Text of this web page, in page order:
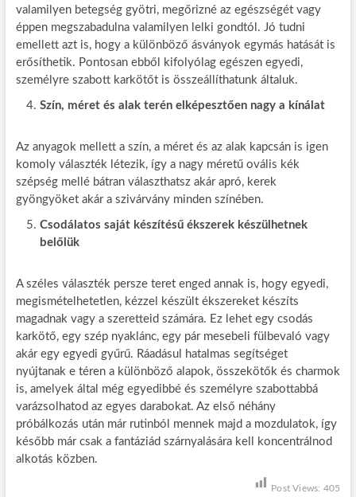
valamilyen betegség gyötri, megőrizné az egészségét vagy
éppen megszabadulna valamilyen lelki gondtól. Jó tudni
emellett azt is, hogy a különböző ásványok egymás hatását is
erősíthetik. Pontosan ebből kifolyólag egészen egyedi,
személyre szabott karkötőt is összeállíthatunk általuk.
Szín, méret és alak terén elképesztően nagy a kínálat
Az anyagok mellett a szín, a méret és az alak kapcsán is igen
komoly választék létezik, így a nagy méretű ovális kék
szépség mellé bátran választhatsz akár apró, kerek
gyöngyöket akár a szivárvány minden színében.
Csodálatos saját készítésű ékszerek készülhetnek
belőlük
A széles választék persze teret enged annak is, hogy egyedi,
megismételhetetlen, kézzel készült ékszereket készíts
magadnak vagy a szeretteid számára. Ez lehet egy csodás
karkötő, egy szép nyaklánc, egy pár mesebeli fülbevaló vagy
akár egy egyedi gyűrű. Ráadásul hatalmas segítséget
nyújtanak e téren a különböző alapok, összekötők és charmok
is, amelyek által még egyedibbé és személyre szabottabbá
varázsolhatod az egyes darabokat. Az első néhány
próbálkozás után már rutinból mennek majd a mozdulatok, így
később már csak a fantáziád szárnyalására kell koncentrálnod
alkotás közben.
Post Views: 405